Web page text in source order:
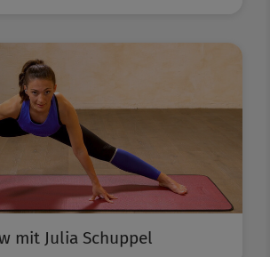
mit Julia Schuppel